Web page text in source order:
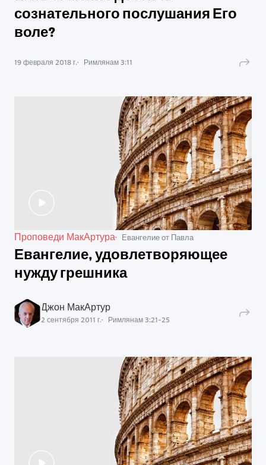
сознательного послушания Его
воле?
19 февраля 2018 г. Римлянам 3:11
Проповеди МакАртура Евангелие от Павла
Евангелие, удовлетворяющее
нужду грешника
Джон МакАртур
2 сентября 2011 г. Римлянам 3:21-25